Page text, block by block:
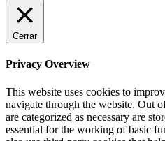
Cerrar
Privacy Overview
This website uses cookies to
navigate through the website. Out
are categorized as necessary are
essential for the working of basic